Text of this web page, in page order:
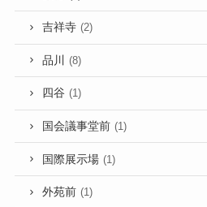
吉祥寺 (2)
品川 (8)
四谷 (1)
国会議事堂前 (1)
国際展示場 (1)
外苑前 (1)